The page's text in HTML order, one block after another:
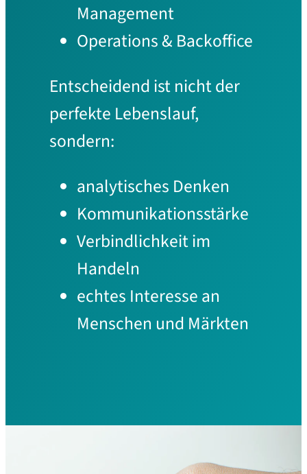
Management
Operations & Backoffice
Entscheidend ist nicht der
perfekte Lebenslauf,
sondern:
analytisches Denken
Kommunikationsstärke
Verbindlichkeit im
Handeln
echtes Interesse an
Menschen und Märkten